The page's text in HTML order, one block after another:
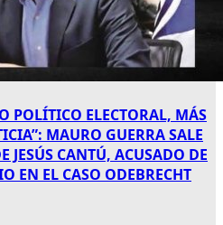
POLÍTICO ELECTORAL, MÁS
MAURO GUERRA SALE
JESÚS CANTÚ, ACUSADO DE
EN EL CASO ODEBRECHT